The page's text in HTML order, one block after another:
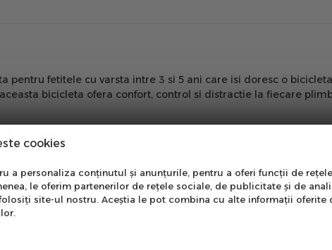
pentru fetitele cu varsta intre 3 si 5 ani care isi doresc o
bicicleta ofera confort, control si distractie la fiecare
rapide si control eficient.
ajuta la invatarea echilibrului.
bicicleta usor.
pentru protectie.
rezistenta in timp.
cookies
a personaliza conținutul și anunțurile, pentru a oferi funcții de
le oferim partenerilor de rețele sociale, de publicitate și de
site-ul nostru. Aceștia le pot combina cu alte informații oferite
Newsletter
te la newsletter
a primi cele mai noi